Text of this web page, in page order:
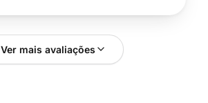
Ver mais avaliações